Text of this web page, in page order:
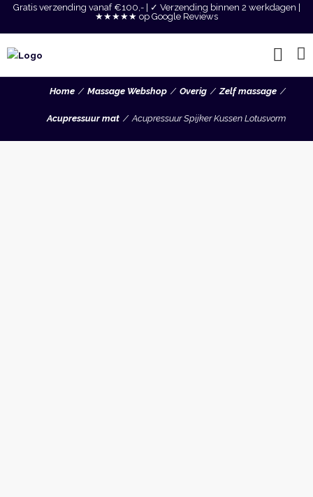
Gratis verzending vanaf €100,- | ✓ Verzending binnen 2 werkdagen |
★★★★★ op Google Reviews
Home Massage Webshop Overig Zelf massage
Acupressuur mat Acupressuur Spijker Kussen Lotusvorm